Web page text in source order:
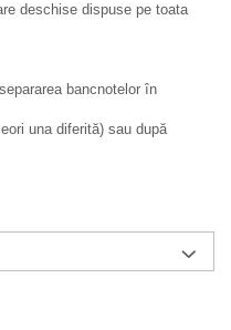
deschise dispuse pe toata
bancnotelor în
una diferită) sau după